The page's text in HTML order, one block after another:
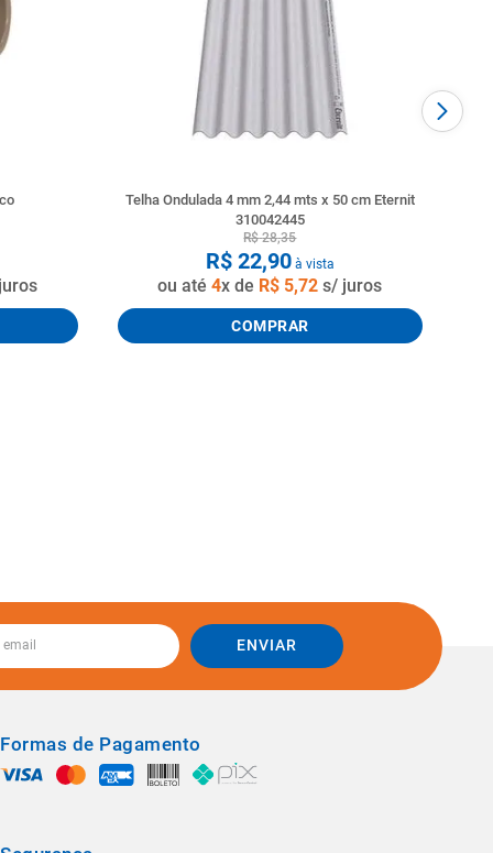
Telha Ondulada 4 mm 2,44 mts x 50 cm Eternit
310042445
R$ 28,35
R$ 22,90à vista
ou até4x de R$ 5,72 s/ juros
COMPRAR
ENVIAR
Formas de Pagamento